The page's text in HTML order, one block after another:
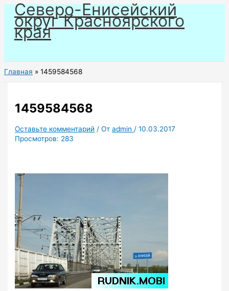
Перейти
содержимому
Северо-Енисейский
округ Красноярского
края
Главная 1459584568
1459584568
Оставьте комментарий / Отadmin /10.03.2017
Просмотров: 283